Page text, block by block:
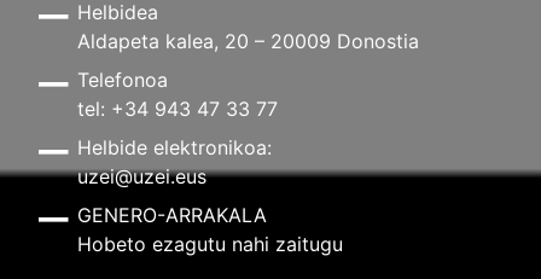
Helbidea
Aldapeta kalea, 20 – 20009 Donostia
Telefonoa
tel: +34 943 47 33 77
Helbide elektronikoa:
uzei@uzei.eus
GENERO-ARRAKALA
Hobeto ezagutu nahi zaitugu